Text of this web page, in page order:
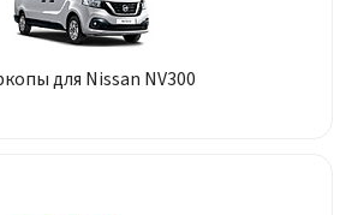
для Nissan NV300